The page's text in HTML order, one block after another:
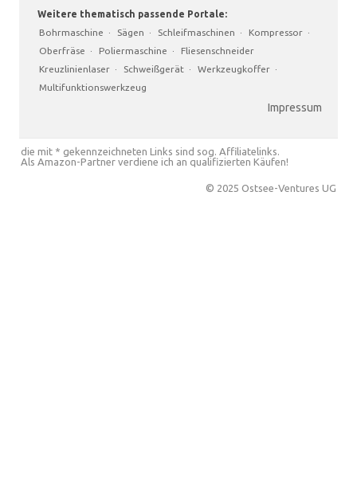
Weitere thematisch passende Portale:
Bohrmaschine · Sägen · Schleifmaschinen · Kompressor ·
Oberfräse · Poliermaschine ·
Fliesenschneider
Kreuzlinienlaser · Schweißgerät · Werkzeugkoffer ·
Multifunktionswerkzeug
Impressum
die mit * gekennzeichneten Links sind sog. Affiliatelinks.
Als Amazon-Partner verdiene ich an qualifizierten Käufen!
© 2025 Ostsee-Ventures UG